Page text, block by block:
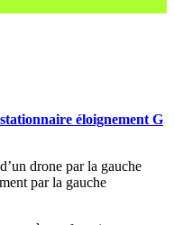
éloignement G
drone par la gauche
par la gauche